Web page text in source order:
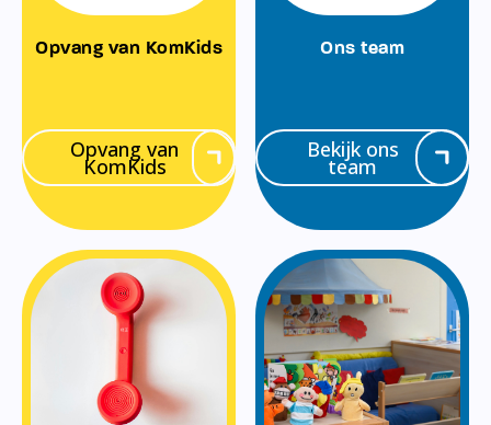
Opvang van KomKids
Opvang van
KomKids
Ons team
Bekijk ons
team